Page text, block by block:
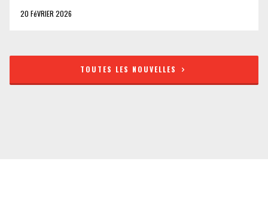
20 FéVRIER 2026
TOUTES LES NOUVELLES